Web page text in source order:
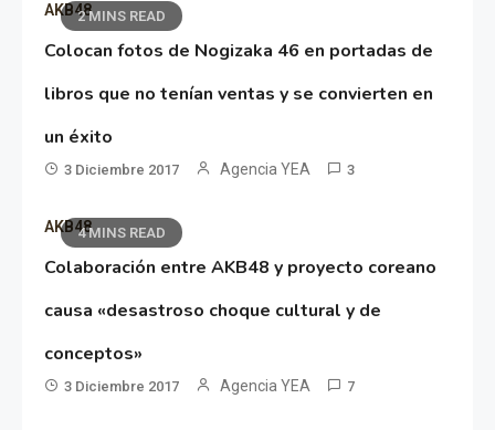
2 MINS READ
AKB48
Colocan fotos de Nogizaka 46 en portadas de
libros que no tenían ventas y se convierten en
un éxito
3 Diciembre 2017 Agencia YEA 3
4 MINS READ
AKB48
Colaboración entre AKB48 y proyecto coreano
causa «desastroso choque cultural y de
conceptos»
3 Diciembre 2017 Agencia YEA 7